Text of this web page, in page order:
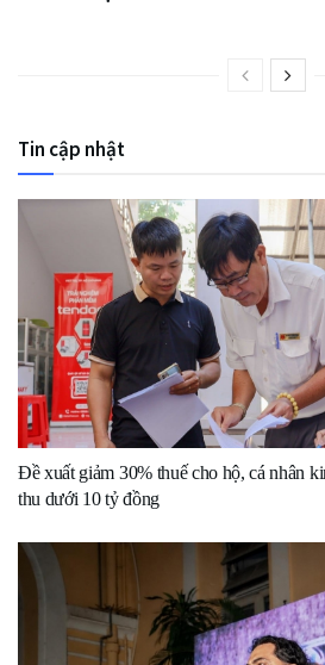
Tin cập nhật
Đề xuất giảm 30% thuế cho hộ, cá nhân
thu dưới 10 tỷ đồng